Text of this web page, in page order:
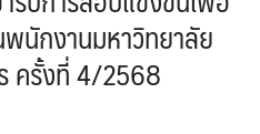
นักงานมหาวิทยาลัย
ครั้งที่ 4/2568